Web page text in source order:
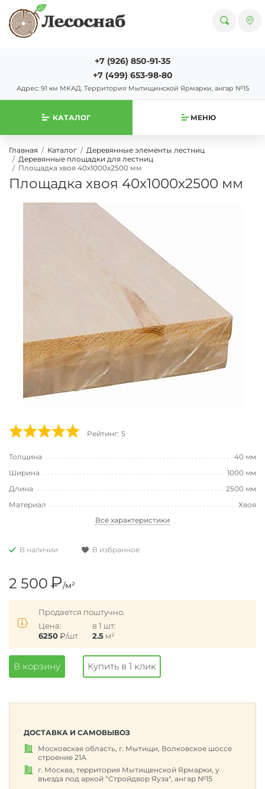
+7 (926) 850-91-35
+7 (499) 653-98-80
Адрес: 91 км МКАД. Территория Мытищинской Ярмарки, ангар №15
КАТАЛОГ МЕНЮ
Главная Каталог
Деревянные элементы лестниц
Деревянные площадки для лестниц
Площадка хвоя 40х1000х2500 мм
Площадка хвоя 40х1000х2500 мм
Рейтинг: 5
Толщина
40 мм
Ширина
1000 мм
Длина
2500 мм
Материал
Хвоя
Все характеристики
В наличии В избранное
2 500₽/м²
Продается поштучно.
Цена:
6250 ₽/шт
в 1 шт:
2.5 м²
В корзину Купить в 1 клик
ДОСТАВКА И САМОВЫВОЗ
Московская область, г. Мытищи, Волковское шоссе
строение 21А
г. Москва, территория Мытищенской Ярмарки, у
въезда под аркой "Стройдвор Яуза", ангар №15